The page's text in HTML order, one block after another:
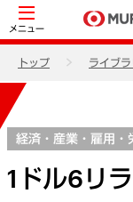
メニュー
トップ ライブラ
経済・産業・雇用・
1ドル6リ